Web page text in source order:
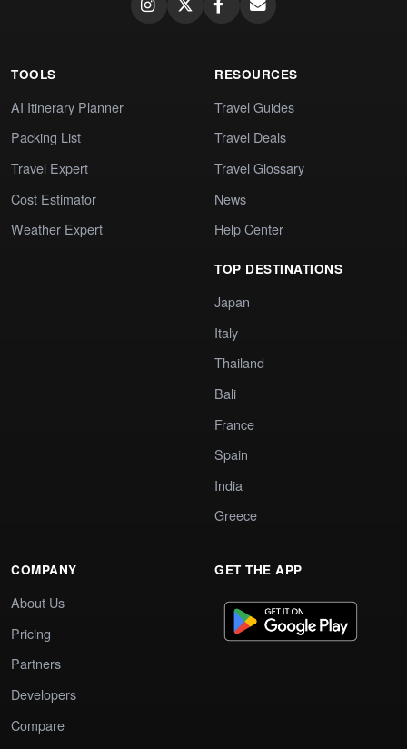
TOOLS
AI Itinerary Planner
Packing List
Travel Expert
Cost Estimator
Weather Expert
RESOURCES
Travel Guides
Travel Deals
Travel Glossary
News
Help Center
TOP DESTINATIONS
Japan
Italy
Thailand
Bali
France
Spain
India
Greece
COMPANY
About Us
Pricing
Partners
Developers
Compare
GET THE APP